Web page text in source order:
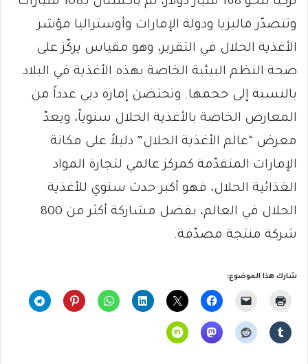
وتتصدّر ماليزيا ودولة الإمارات وأوستراليا مؤشر
الأغذية الحلال في التقرير، وهو مقياس يركّز على
صحة النظم البيئية الخاصة بهذه الأغذية في البلاد
بالنسبة إلى حجمها. وتحتضن إمارة دبي عدداً من
المعارض الخاصة بالأغذية الحلال سنوياً، ويعدّ
معرض “عالم الأغذية الحلال” دليلاً على مكانة
الإمارات المتقدّمة كمركز عالمي لتجارة المواد
الغذائية الحلال، فهو أكبر حدث سنوي للأغذية
الحلال في العالم، بفضل مشاركة أكثر من 800
شركة منتجة مصدّقة.
شارك هذا الموضوع: